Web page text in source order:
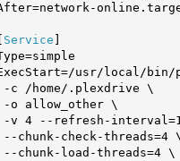
Service
usr/local/bin/
-c /home/.plexdrive \
-o allow_other \
-v 4 --refresh-interval=
--chunk-check-threads=4 \
--chunk-load-threads=4 \